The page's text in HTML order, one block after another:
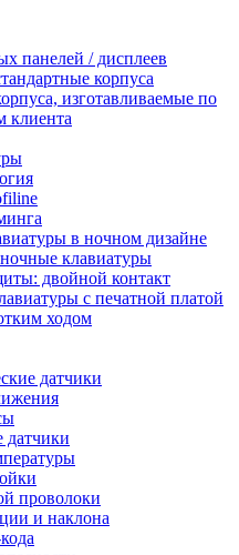
панелей / дисплеев
корпуса
изготавливаемые по
клиента
в ночном дизайне
клавиатуры
двойной контакт
с печатной платой
ходом
датчики
датчики
проволоки
и наклона